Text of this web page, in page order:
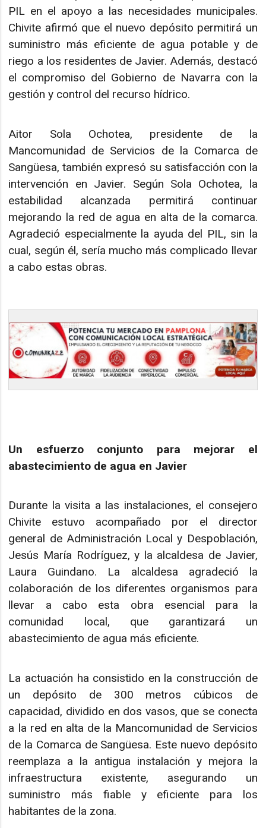
PIL en el apoyo a las necesidades municipales.
Chivite afirmó que el nuevo depósito permitirá un
suministro más eficiente de agua potable y de
riego a los residentes de Javier. Además, destacó
el compromiso del Gobierno de Navarra con la
gestión y control del recurso hídrico.
Aitor Sola Ochotea, presidente de la
Mancomunidad de Servicios de la Comarca de
Sangüesa, también expresó su satisfacción con la
intervención en Javier. Según Sola Ochotea, la
estabilidad alcanzada permitirá continuar
mejorando la red de agua en alta de la comarca.
Agradeció especialmente la ayuda del PIL, sin la
cual, según él, sería mucho más complicado llevar
a cabo estas obras.
Un esfuerzo conjunto para mejorar el
abastecimiento de agua en Javier
Durante la visita a las instalaciones, el consejero
Chivite estuvo acompañado por el director
general de Administración Local y Despoblación,
Jesús María Rodríguez, y la alcaldesa de Javier,
Laura Guindano. La alcaldesa agradeció la
colaboración de los diferentes organismos para
llevar a cabo esta obra esencial para la
comunidad local, que garantizará un
abastecimiento de agua más eficiente.
La actuación ha consistido en la construcción de
un depósito de 300 metros cúbicos de
capacidad, dividido en dos vasos, que se conecta
a la red en alta de la Mancomunidad de Servicios
de la Comarca de Sangüesa. Este nuevo depósito
reemplaza a la antigua instalación y mejora la
infraestructura existente, asegurando un
suministro más fiable y eficiente para los
habitantes de la zona.